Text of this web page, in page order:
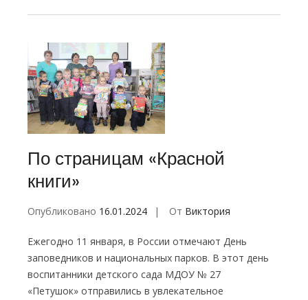
По страницам «Красной
книги»
Опубликовано 16.01.2024 От Виктория
Ежегодно 11 января, в России отмечают День
заповедников и национальных парков. В этот день
воспитанники детского сада МДОУ № 27
«Петушок» отправились в увлекательное